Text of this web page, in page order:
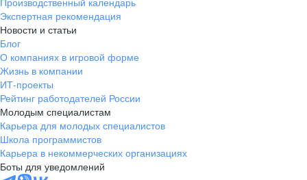
Экспертная рекомендация
Новости и статьи
Блог
О компаниях в игровой форме
Жизнь в компании
ИТ-проекты
Рейтинг работодателей России
Молодым специалистам
Карьера для молодых специалистов
Школа программистов
Карьера в некоммерческих организациях
Боты для уведомлений